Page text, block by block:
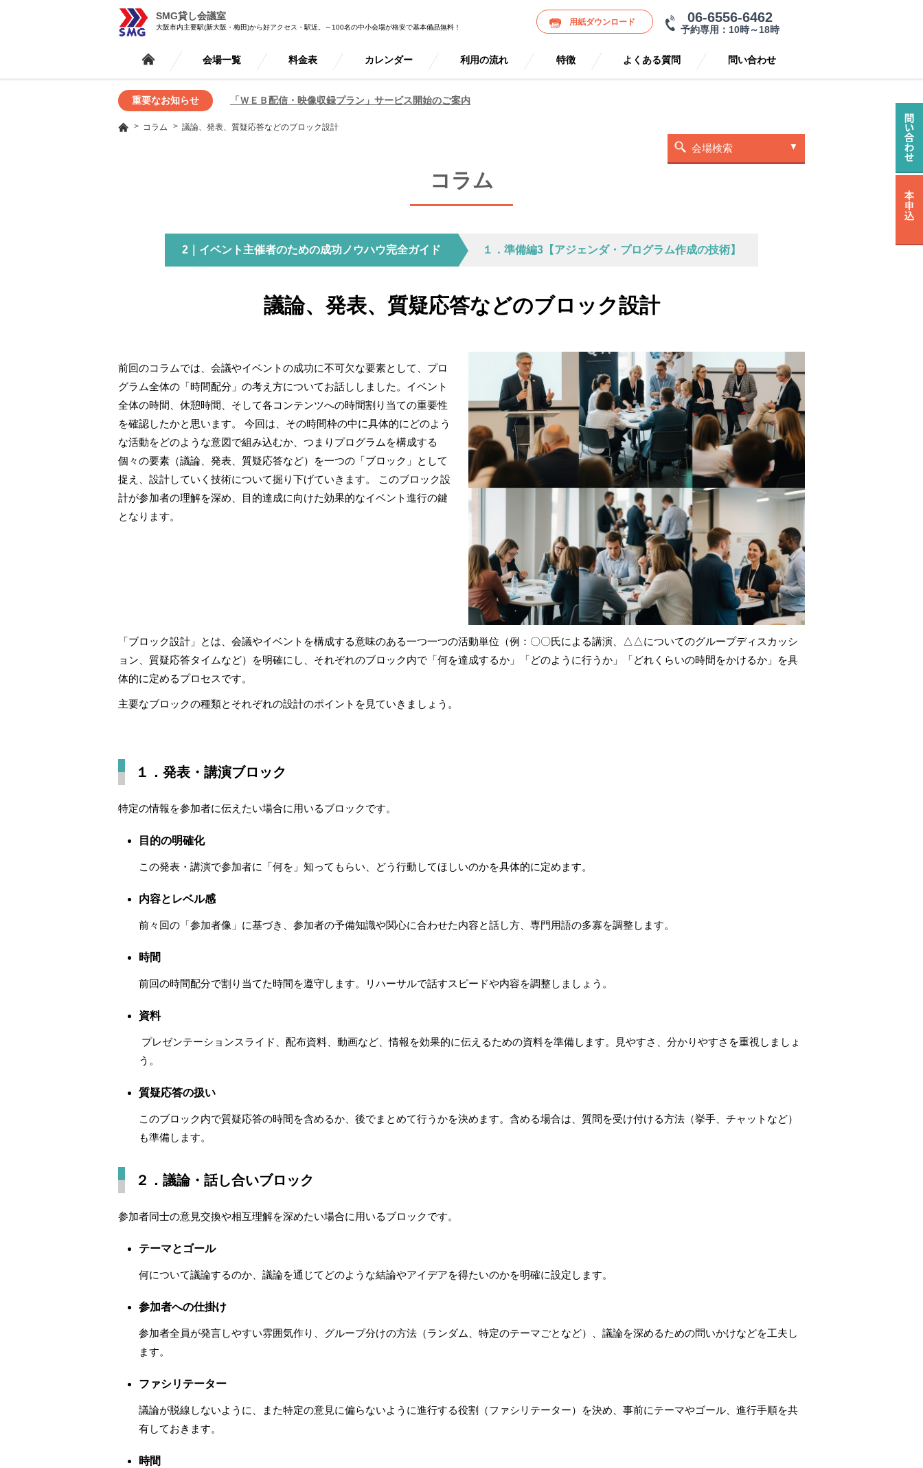
SMG貸し会議室
大阪市内主要駅(新大阪・梅田)から好アクセス・駅近。～100名の中小会場が格安で基本備品無料！
用紙ダウンロード 06-6556-6462
予約専用：10時～18時
会場一覧 料金表 カレンダー 利用の流れ 特徴 よくある質問 問い合わせ
重要なお知らせ 「ＷＥＢ配信・映像収録プラン」サービス開始のご案内
コラム 議論、発表、質疑応答などのブロック設計
会場検索
コラム
2｜イベント主催者のための成功ノウハウ完全ガイド １．準備編3【アジェンダ・プログラム作成の技術】
議論、発表、質疑応答などのブロック設計
前回のコラムでは、会議やイベントの成功に不可欠な要素として、プロ
グラム全体の「時間配分」の考え方についてお話ししました。イベント
全体の時間、休憩時間、そして各コンテンツへの時間割り当ての重要性
を確認したかと思います。 今回は、その時間枠の中に具体的にどのよう
な活動をどのような意図で組み込むか、つまりプログラムを構成する
個々の要素（議論、発表、質疑応答など）を一つの「ブロック」として
捉え、設計していく技術について掘り下げていきます。 このブロック設
計が参加者の理解を深め、目的達成に向けた効果的なイベント進行の鍵
となります。
「ブロック設計」とは、会議やイベントを構成する意味のある一つ一つの活動単位（例：〇〇氏による講演、△△についてのグループディスカッシ
ョン、質疑応答タイムなど）を明確にし、それぞれのブロック内で「何を達成するか」「どのように行うか」「どれくらいの時間をかけるか」を具
体的に定めるプロセスです。
主要なブロックの種類とそれぞれの設計のポイントを見ていきましょう。
１．発表・講演ブロック
特定の情報を参加者に伝えたい場合に用いるブロックです。
目的の明確化
この発表・講演で参加者に「何を」知ってもらい、どう行動してほしいのかを具体的に定めます。
内容とレベル感
前々回の「参加者像」に基づき、参加者の予備知識や関心に合わせた内容と話し方、専門用語の多寡を調整します。
時間
前回の時間配分で割り当てた時間を遵守します。リハーサルで話すスピードや内容を調整しましょう。
資料
プレゼンテーションスライド、配布資料、動画など、情報を効果的に伝えるための資料を準備します。見やすさ、分かりやすさを重視しましょ
う。
質疑応答の扱い
このブロック内で質疑応答の時間を含めるか、後でまとめて行うかを決めます。含める場合は、質問を受け付ける方法（挙手、チャットなど）
も準備します。
２．議論・話し合いブロック
参加者同士の意見交換や相互理解を深めたい場合に用いるブロックです。
テーマとゴール
何について議論するのか、議論を通じてどのような結論やアイデアを得たいのかを明確に設定します。
参加者への仕掛け
参加者全員が発言しやすい雰囲気作り、グループ分けの方法（ランダム、特定のテーマごとなど）、議論を深めるための問いかけなどを工夫し
ます。
ファシリテーター
議論が脱線しないように、また特定の意見に偏らないように進行する役割（ファシリテーター）を決め、事前にテーマやゴール、進行手順を共
有しておきます。
時間